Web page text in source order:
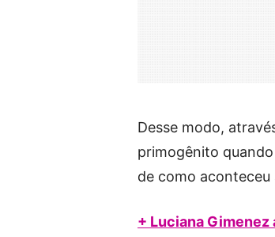
Desse modo,
primogênito
de como aconteceu
+ Luciana